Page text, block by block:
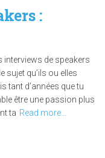
:
interviews de speakers
sujet qu’ils ou elles
tant d’années que tu
être une passion plus
ta Read more…